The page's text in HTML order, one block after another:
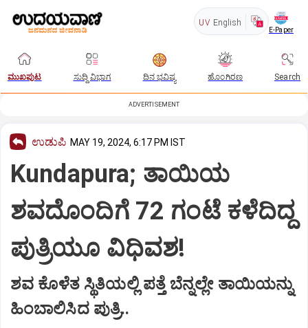
UV English
E-Paper
ಮುಖಪುಟ ಸುದ್ದಿ ವಿಭಾಗ ದಿನ ಭವಿಷ್ಯ ಹೊಂಗಿರಣ Search
ADVERTISEMENT
ಉಡುಪಿ MAY 19, 2024, 6:17 PM IST
Kundapura; ತಾಯಿಯ
ಶವದೊಂದಿಗೆ 72 ಗಂಟೆ ಕಳೆದಿದ್ದ
ಪುತ್ರಿಯೂ ವಿಧಿವಶ!
ಶವ ಕೊಳೆತ ಸ್ಥಿತಿಯಲ್ಲಿ ಪತ್ತೆ ಬೆನ್ನಲ್ಲೇ ತಾಯಿಯನ್ನು
ಹಿಂಬಾಲಿಸಿದ ಪುತ್ರಿ..